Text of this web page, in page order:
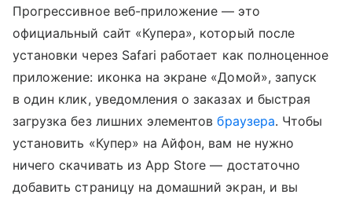
Прогрессивное веб-приложение — это
официальный сайт «Купера», который после
установки через Safari работает как полноценное
приложение: иконка на экране «Домой», запуск
в один клик, уведомления о заказах и быстрая
загрузка без лишних элементовбраузера. Чтобы
установить «Купер» на Айфон, вам не нужно
ничего скачивать из App Store — достаточно
добавить страницу на домашний экран, и вы